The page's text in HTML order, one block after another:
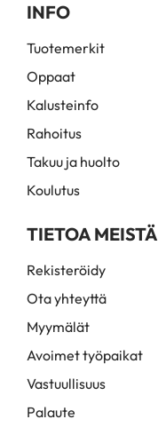
INFO
Tuotemerkit
Oppaat
Kalusteinfo
Rahoitus
Takuu ja huolto
Koulutus
TIETOA MEISTÄ
Rekisteröidy
Ota yhteyttä
Myymälät
Avoimet työpaikat
Vastuullisuus
Palaute